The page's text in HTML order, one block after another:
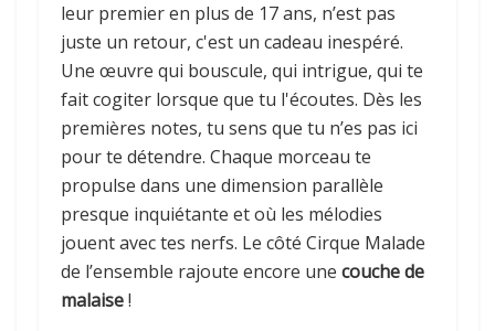
leur premier en plus de 17 ans, n’est pas
juste un retour, c'est un cadeau inespéré.
Une œuvre qui bouscule, qui intrigue, qui te
fait cogiter lorsque que tu l'écoutes. Dès les
premières notes, tu sens que tu n’es pas ici
pour te détendre. Chaque morceau te
propulse dans une dimension parallèle
presque inquiétante et où les mélodies
jouent avec tes nerfs. Le côté Cirque Malade
de l’ensemble rajoute encore une couche de
malaise!